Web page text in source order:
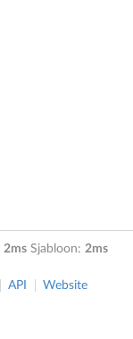
2ms Sjabloon: 2ms
API Website